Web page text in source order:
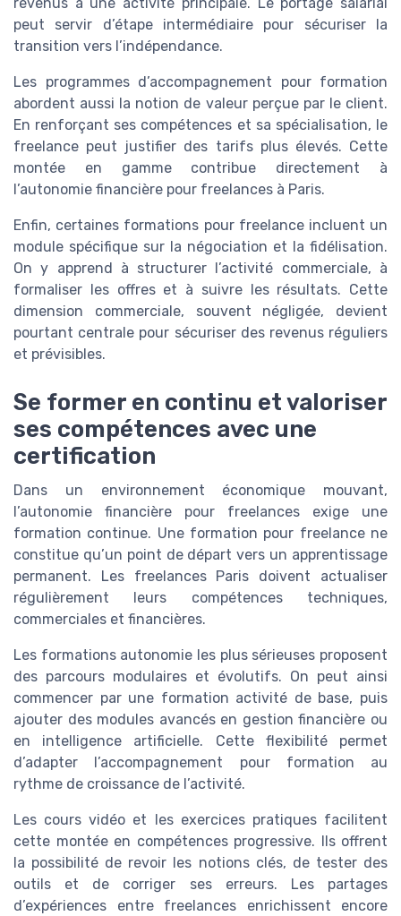
peut servir d’étape intermédiaire pour sécuriser la
transition vers l’indépendance.
Les programmes d’accompagnement pour formation
abordent aussi la notion de valeur perçue par le client.
En renforçant ses compétences et sa spécialisation, le
freelance peut justifier des tarifs plus élevés. Cette
montée en gamme contribue directement à
l’autonomie financière pour freelances à Paris.
Enfin, certaines formations pour freelance incluent un
module spécifique sur la négociation et la fidélisation.
On y apprend à structurer l’activité commerciale, à
formaliser les offres et à suivre les résultats. Cette
dimension commerciale, souvent négligée, devient
pourtant centrale pour sécuriser des revenus réguliers
et prévisibles.
Se former en continu et valoriser
ses compétences avec une
certification
Dans un environnement économique mouvant,
l’autonomie financière pour freelances exige une
formation continue. Une formation pour freelance ne
constitue qu’un point de départ vers un apprentissage
permanent. Les freelances Paris doivent actualiser
régulièrement leurs compétences techniques,
commerciales et financières.
Les formations autonomie les plus sérieuses proposent
des parcours modulaires et évolutifs. On peut ainsi
commencer par une formation activité de base, puis
ajouter des modules avancés en gestion financière ou
en intelligence artificielle. Cette flexibilité permet
d’adapter l’accompagnement pour formation au
rythme de croissance de l’activité.
Les cours vidéo et les exercices pratiques facilitent
cette montée en compétences progressive. Ils offrent
la possibilité de revoir les notions clés, de tester des
outils et de corriger ses erreurs. Les partages
d’expériences entre freelances enrichissent encore